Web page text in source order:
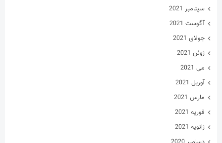
آوریل 2021
مارس 2021
فوریه 2021
ژانویه 2021
دسامبر 2020
نوامبر 2020
اکتبر 2020
سپتامبر 2020
آگوست 2020